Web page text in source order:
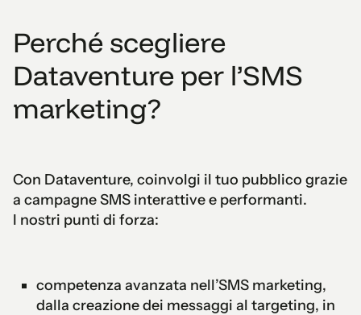
Perché scegliere
Dataventure per l’SMS
marketing?
Con Dataventure, coinvolgi il tuo pubblico grazie
a campagne SMS interattive e performanti.
I nostri punti di forza:
competenza avanzata nell’SMS marketing,
dalla creazione dei messaggi al targeting, in